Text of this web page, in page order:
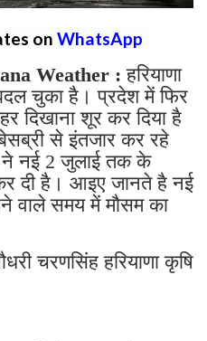
on WhatsApp
Weather : हरियाणा
चुका है। प्रदेश में फिर
दिखाना शूर कर दिया है
से इंतजार कर रहे
ने नई 2 जुलाई तक के
कर दी है। आइए जानते है नई
वाले समय में मौसम का
चरणसिंह हरियाणा कृषि